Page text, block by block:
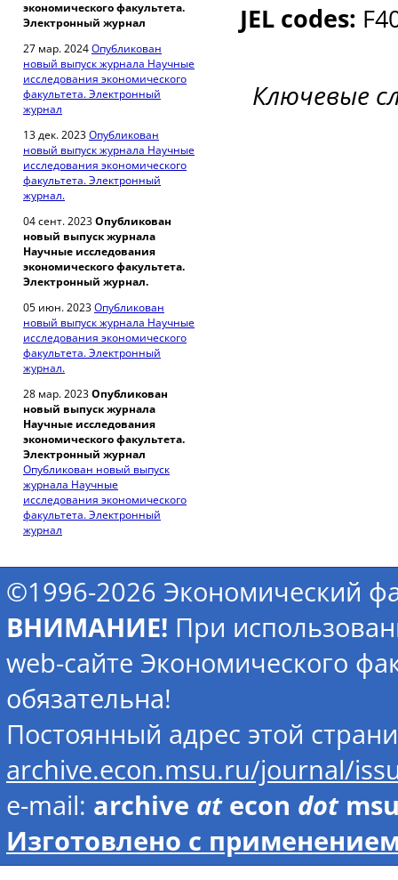
экономического факультета.
Электронный журнал
27 мар. 2024Опубликован
новый выпуск журнала Научные
исследования экономического
факультета. Электронный
журнал
13 дек. 2023Опубликован
новый выпуск журнала Научные
исследования экономического
факультета. Электронный
журнал.
04 сент. 2023Опубликован
новый выпуск журнала
Научные исследования
экономического факультета.
Электронный журнал.
05 июн. 2023Опубликован
новый выпуск журнала Научные
исследования экономического
факультета. Электронный
журнал.
28 мар. 2023Опубликован
новый выпуск журнала
Научные исследования
экономического факультета.
Электронный журнал
Опубликован новый выпуск
журнала Научные
исследования экономического
факультета. Электронный
журнал
JEL codes:
Ключевые
©1996-2026 Экономический
ВНИМАНИЕ! При
web-сайте Экономического
обязательна!
Постоянный адрес этой
archive.econ.msu.ru/journal/
e-mail: archive atecon dot
Изготовлено с